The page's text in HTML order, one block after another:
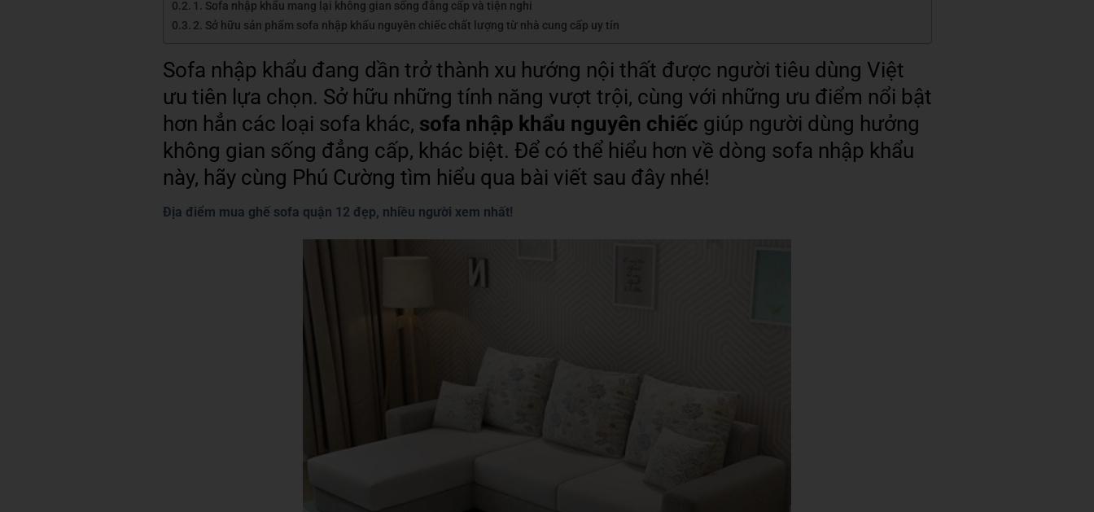
1. Sofa nhập khẩu mang lại không gian sống đẳng cấp và tiện nghi
2. Sở hữu sản phẩm sofa nhập khẩu nguyên chiếc chất lượng từ nhà cung cấp uy tín
Sofa nhập khẩu đang dần trở thành xu hướng nội thất được người tiêu dùng Việt
ưu tiên lựa chọn. Sở hữu những tính năng vượt trội, cùng với những ưu điểm nổi bật
hơn hẳn các loại sofa khác, sofa nhập khẩu nguyên chiếc giúp người dùng hưởng
không gian sống đẳng cấp, khác biệt. Để có thể hiểu hơn về dòng sofa nhập khẩu
này, hãy cùng Phú Cường tìm hiểu qua bài viết sau đây nhé!
Địa điểm mua ghế sofa quận 12 đẹp, nhiều người xem nhất!